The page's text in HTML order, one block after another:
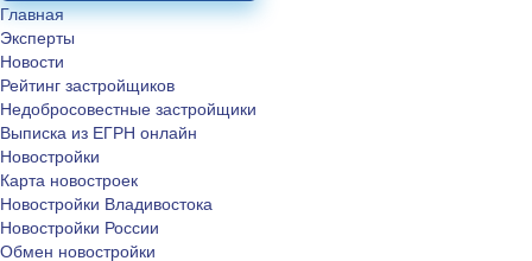
Главная
Эксперты
Новости
Рейтинг застройщиков
Недобросовестные застройщики
Выписка из ЕГРН онлайн
Новостройки
Карта новостроек
Новостройки Владивостока
Новостройки России
Обмен новостройки